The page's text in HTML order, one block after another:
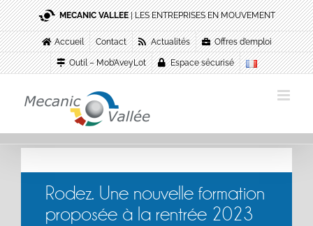
Passer
au
contenu
MECANIC VALLEE| LES ENTREPRISES EN MOUVEMENT
Accueil Contact Actualités Offres d’emploi
Outil – Mob’AveyLot Espace sécurisé
Rodez. Une nouvelle formation
proposée à la rentrée 2023